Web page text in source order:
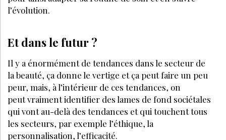
GESTION FÉVRIER 2023
Les règles d'or d'une carte de soins
vendeuse